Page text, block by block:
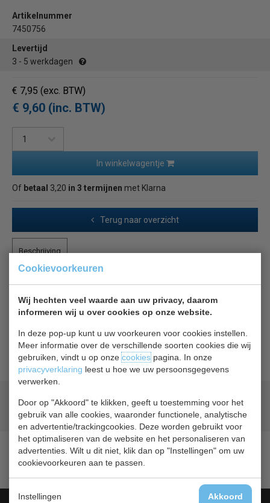
Cookievoorkeuren
Wij hechten veel waarde aan uw privacy, daarom
informeren wij u over cookies op onze website.
In deze pop-up kunt u uw voorkeuren voor cookies instellen.
Meer informatie over de verschillende soorten cookies die wij
gebruiken, vindt u op onzecookiespagina. In onze
privacyverklaring leest u hoe we uw persoonsgegevens
verwerken.
Door op "Akkoord" te klikken, geeft u toestemming voor het
gebruik van alle cookies, waaronder functionele, analytische
en advertentie/trackingcookies. Deze worden gebruikt voor
het optimaliseren van de website en het personaliseren van
advertenties. Wilt u dit niet, klik dan op "Instellingen" om uw
cookievoorkeuren aan te passen.
Instellingen Akkoord
Artikelnummer
7450756
Levertijd
3 - 5 werkdagen
€ 7,95 (exc. BTW)
€ 9,60 (inc. BTW)
In winkelwagentje
Of betaal 3,20 in 3 termijnen met Klarna
Terug naar overzicht
Beschrijving
Scannerrail 7450756
Prijsetiketten of scancodes van de getoonde producten
De scannerrail is eenvoudig aan de voorzijde vast te
klikken.
Geld terugprijsgarantie
Lage prijzen hoge service